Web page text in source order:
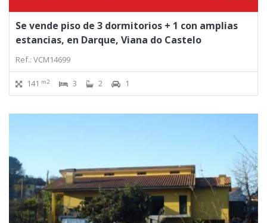
Se vende piso de 3 dormitorios + 1 con amplias
estancias, en Darque, Viana do Castelo
Ref.: VCM14699
141 m2 3 2 1